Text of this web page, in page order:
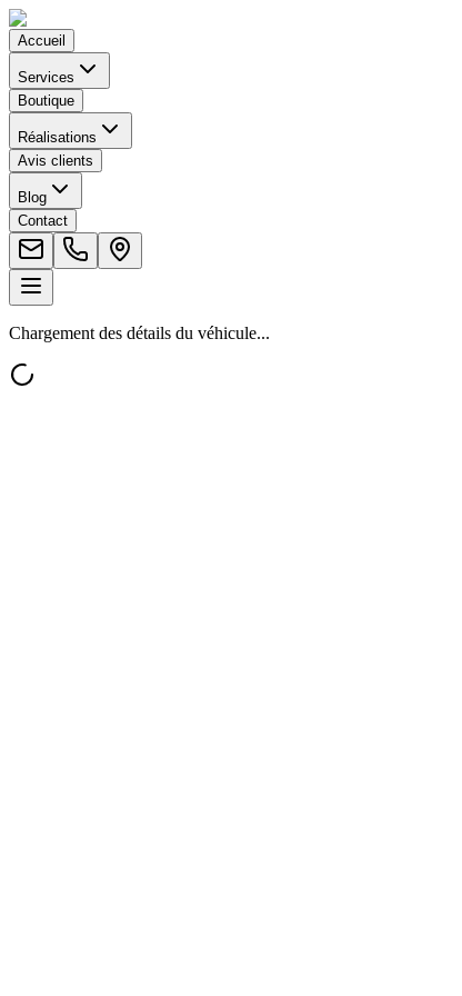
Accueil
Services
Boutique
Réalisations
Avis clients
Blog
Contact
Chargement des détails du véhicule...